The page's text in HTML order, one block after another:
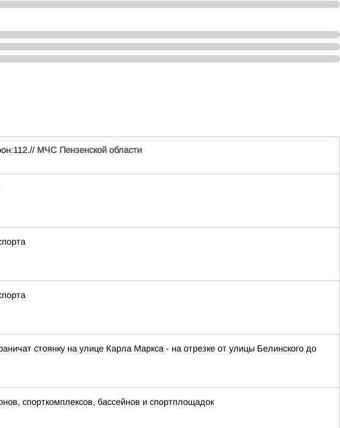
МЧС Пензенской области
стоянку на улице Карла Маркса - на отрезке от улицы Белинского до
спорткомплексов, бассейнов и спортплощадок